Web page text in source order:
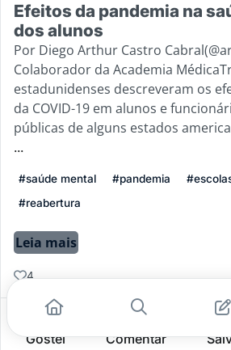
Efeitos da pandemia na
dos alunos
Por Diego Arthur Castro
Colaborador da Academia
estadunidenses descreveram os
da COVID-19 em alunos e
públicas de alguns estados
...
#saúde mental #pandemia
#reabertura
Leia mais
4
Gostei Comentar